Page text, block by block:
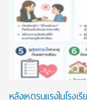
หลังเหตุรุนแรงในโรงเ